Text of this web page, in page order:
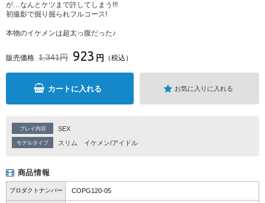
が…なんとケツまで許してしまう!!!
初撮影で掘り掘られフルコース!
本物のイケメンは超太っ腹だった♪
販売価格 1,341円 923 円 （税込）
カートに入れる お気に入りに入れる
プレイ内容 SEX
モデルタイプ スリム イケメン/アイドル
商品情報
プロダクトナンバー COPG120-05